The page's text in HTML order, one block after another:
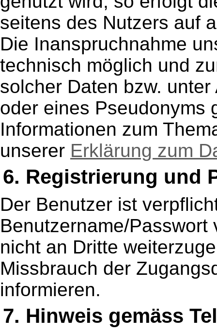
seitens des Nutzers auf
Die Inanspruchnahme
technisch möglich und
solcher Daten bzw.
oder eines Pseudonyms
Informationen zum
unserer Erklärung zum
6. Registrierung und
Der Benutzer ist
Benutzername/
nicht an Dritte
Missbrauch der
informieren.
7. Hinweis gemäss